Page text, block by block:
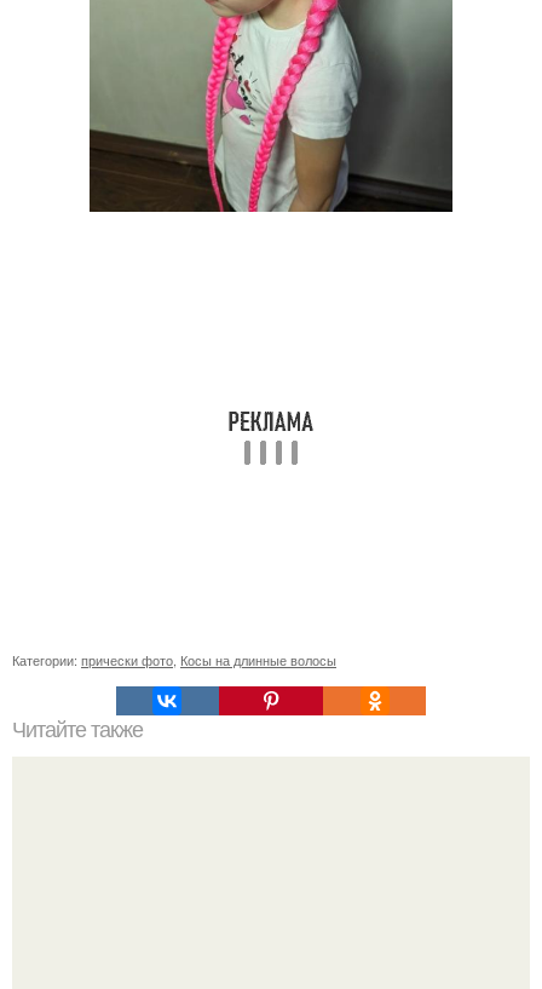
Категории: прически фото Косы на длинные волосы
Читайте также